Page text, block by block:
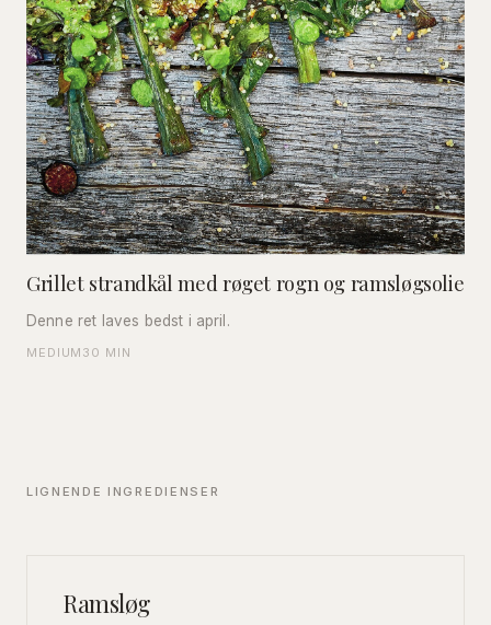
Grillet strandkål med røget rogn og ramsløgsolie
Denne ret laves bedst i april.
MEDIUM 30 MIN
LIGNENDE INGREDIENSER
Ramsløg